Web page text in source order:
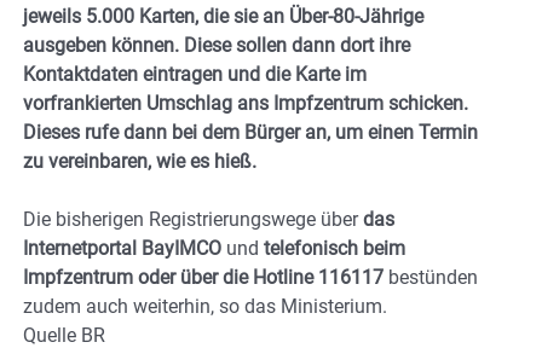
jeweils 5.000 Karten, die sie an Über-80-Jährige
ausgeben können. Diese sollen dann dort ihre
Kontaktdaten eintragen und die Karte im
vorfrankierten Umschlag ans Impfzentrum schicken.
Dieses rufe dann bei dem Bürger an, um einen Termin
zu vereinbaren, wie es hieß.
Die bisherigen Registrierungswege überdas
Internetportal BayIMCO und telefonisch beim
Impfzentrum oder über die Hotline 116117 bestünden
zudem auch weiterhin, so das Ministerium.
Quelle BR